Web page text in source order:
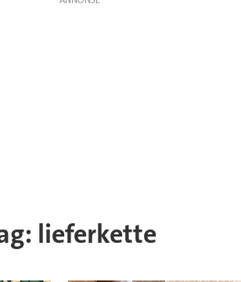
lieferkette